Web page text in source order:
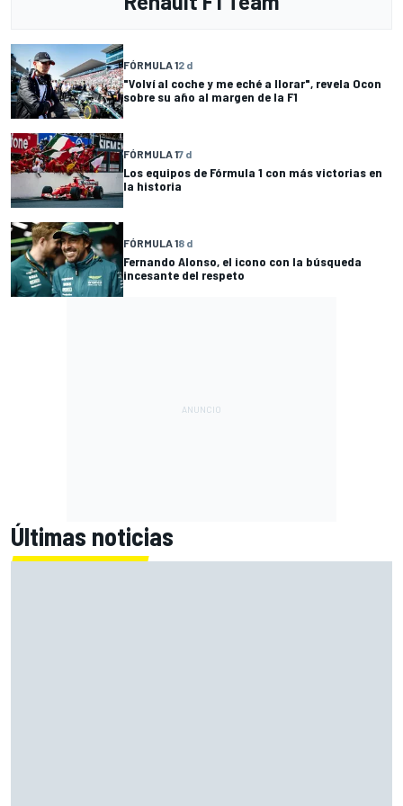
FÓRMULA 12 d
"Volví al coche y me eché a llorar", revela Ocon
sobre su año al margen de la F1
FÓRMULA 17 d
Los equipos de Fórmula 1 con más victorias en
la historia
FÓRMULA 18 d
Fernando Alonso, el icono con la búsqueda
incesante del respeto
Últimas noticias